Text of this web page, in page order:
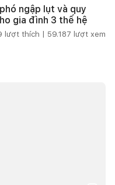
ngập lụt và quy
gia đình 3 thế hệ
lượt thích | 59.187 lượt xem